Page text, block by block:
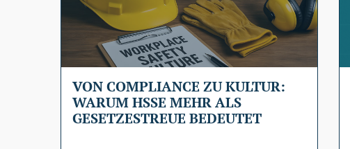
VON COMPLIANCE ZU KULTUR:
WARUM HSSE MEHR ALS
GESETZESTREUE BEDEUTET